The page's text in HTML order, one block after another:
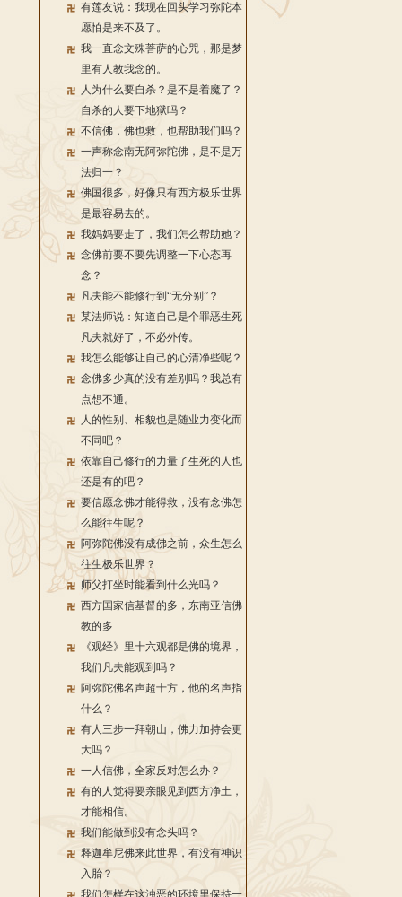
有莲友说：我现在回头学习弥陀本
愿怕是来不及了。
我一直念文殊菩萨的心咒，那是梦
里有人教我念的。
人为什么要自杀？是不是着魔了？
自杀的人要下地狱吗？
不信佛，佛也救，也帮助我们吗？
一声称念南无阿弥陀佛，是不是万
法归一？
佛国很多，好像只有西方极乐世界
是最容易去的。
我妈妈要走了，我们怎么帮助她？
念佛前要不要先调整一下心态再
念？
凡夫能不能修行到“无分别”？
某法师说：知道自己是个罪恶生死
凡夫就好了，不必外传。
我怎么能够让自己的心清净些呢？
念佛多少真的没有差别吗？我总有
点想不通。
人的性别、相貌也是随业力变化而
不同吧？
依靠自己修行的力量了生死的人也
还是有的吧？
要信愿念佛才能得救，没有念佛怎
么能往生呢？
阿弥陀佛没有成佛之前，众生怎么
往生极乐世界？
师父打坐时能看到什么光吗？
西方国家信基督的多，东南亚信佛
教的多
《观经》里十六观都是佛的境界，
我们凡夫能观到吗？
阿弥陀佛名声超十方，他的名声指
什么？
有人三步一拜朝山，佛力加持会更
大吗？
一人信佛，全家反对怎么办？
有的人觉得要亲眼见到西方净土，
才能相信。
我们能做到没有念头吗？
释迦牟尼佛来此世界，有没有神识
入胎？
我们怎样在这浊恶的环境里保持一